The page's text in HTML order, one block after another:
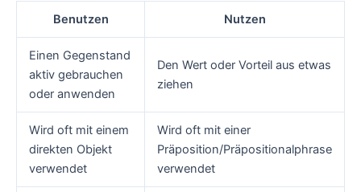
Benutzen Nutzen
Einen Gegenstand
aktiv gebrauchen
oder anwenden
Den Wert oder Vorteil aus etwas
ziehen
Wird oft mit einem
direkten Objekt
verwendet
Wird oft mit einer
Präposition/Präpositionalphrase
verwendet